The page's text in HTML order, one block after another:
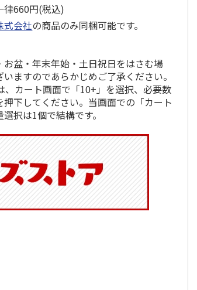
土／ステッカ
ト
リラックマ／マルチ
ケース
令和八年七月場所
優勝力士純金製小判
660円(税込)
式会社の商品のみ同梱可能です。
盆・年末年始・土日祝日をはさむ場
ますのであらかじめご了承ください。
カート画面で「10+」を選択、必要数
下してください。当画面での「カート
択は1個で結構です。